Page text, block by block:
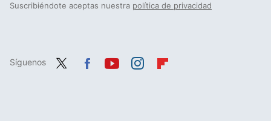
Suscribiéndote aceptas nuestra política de privacidad
Síguenos